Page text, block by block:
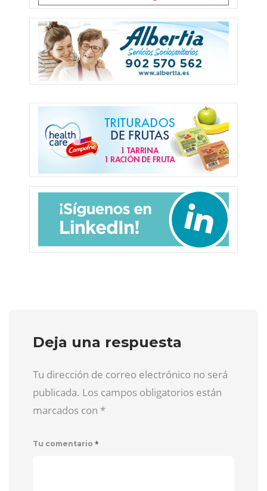
Deja una respuesta
Tu dirección de correo electrónico no será
publicada. Los campos obligatorios están
marcados con *
Tu comentario *